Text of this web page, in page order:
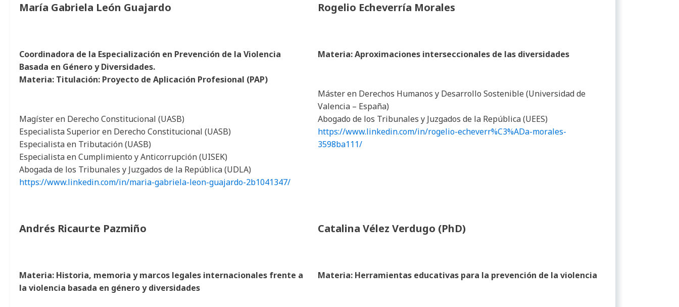
María Gabriela León Guajardo
Coordinadora de la Especialización en Prevención de la Violencia
Basada en Género y Diversidades.
Materia: Titulación: Proyecto de Aplicación Profesional (PAP)
Magíster en Derecho Constitucional (UASB)
Especialista Superior en Derecho Constitucional (UASB)
Especialista en Tributación (UASB)
Especialista en Cumplimiento y Anticorrupción (UISEK)
Abogada de los Tribunales y Juzgados de la República (UDLA)
https://www.linkedin.com/in/maria-gabriela-leon-guajardo-2b1041347/
Rogelio Echeverría Morales
Materia: Aproximaciones interseccionales de las diversidades
Máster en Derechos Humanos y Desarrollo Sostenible (Universidad de
Valencia – España)
Abogado de los Tribunales y Juzgados de la República (UEES)
https://www.linkedin.com/in/rogelio-echeverr%C3%ADa-morales-
3598ba111/
Andrés Ricaurte Pazmiño
Materia: Historia, memoria y marcos legales internacionales frente a
la violencia basada en género y diversidades
Catalina Vélez Verdugo (PhD)
Materia: Herramientas educativas para la prevención de la violencia